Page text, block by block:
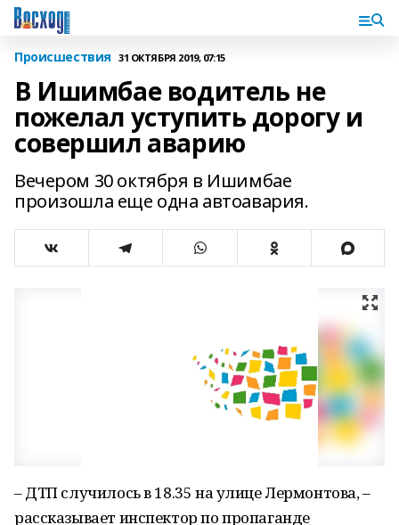
Происшествия 31 ОКТЯБРЯ 2019, 07:15
В Ишимбае водитель не
пожелал уступить дорогу и
совершил аварию
Вечером 30 октября в Ишимбае
произошла еще одна автоавария.
– ДТП случилось в 18.35 на улице Лермонтова, –
рассказывает инспектор по пропаганде